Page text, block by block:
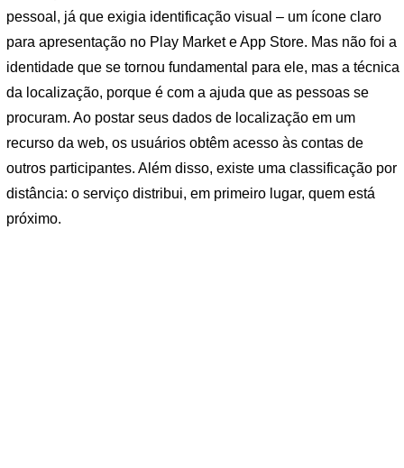
pessoal, já que exigia identificação visual – um ícone claro
para apresentação no Play Market e App Store. Mas não foi a
identidade que se tornou fundamental para ele, mas a técnica
da localização, porque é com a ajuda que as pessoas se
procuram. Ao postar seus dados de localização em um
recurso da web, os usuários obtêm acesso às contas de
outros participantes. Além disso, existe uma classificação por
distância: o serviço distribui, em primeiro lugar, quem está
próximo.